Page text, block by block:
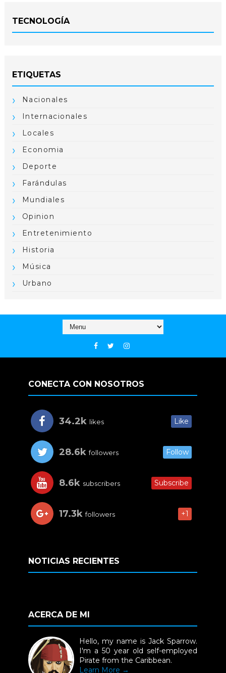
TECNOLOGÍA
ETIQUETAS
Nacionales
Internacionales
Locales
Economia
Deporte
Farándulas
Mundiales
Opinion
Entretenimiento
Historia
Música
Urbano
CONECTA CON NOSOTROS
34.2k likes Like
28.6k followers Follow
8.6k subscribers Subscribe
17.3k followers +1
NOTICIAS RECIENTES
ACERCA DE MI
Hello, my name is Jack Sparrow.
I'm a 50 year old self-employed
Pirate from the Caribbean.
Learn More →